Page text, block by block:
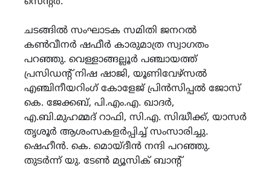
ചടങ്ങിൽ സംഘാടക സമിതി ജനറൽ
കൺവീനർ ഷഫീർ കാരുമാത്ര സ്വാ​ഗതം
പറഞ്ഞു. വെള്ളാങ്ങല്ലൂർ പഞ്ചായത്ത്
പ്രസിഡന്റ് നിഷ ഷാജി, യൂണിവേഴ്സൽ
എഞ്ചിനീയറിംഗ് കോളേജ് പ്രിൻസിപ്പൽ ജോസ്
കെ. ജേക്കബ്, പി.എം.എ. ഖാദർ,
എ.ബി.മുഹമ്മദ് റാഫി, സി.എ. സിദ്ധീക്ക്, യാസർ
തൃശൂർ ആശംസകളർപ്പിച്ച് സംസാരിച്ചു.
ഷെഹീൻ. കെ. മൊയ്ദീൻ നന്ദി പറഞ്ഞു.
തുടർന്ന് യു. ടേൺ മ്യൂസിക് ബാൻ്റ്